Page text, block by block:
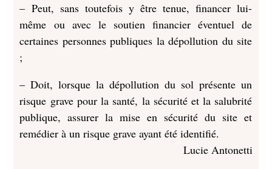
– Peut, sans toutefois y être tenue, financer lui-
même ou avec le soutien financier éventuel de
certaines personnes publiques la dépollution du site
;
– Doit, lorsque la dépollution du sol présente un
risque grave pour la santé, la sécurité et la salubrité
publique, assurer la mise en sécurité du site et
remédier à un risque grave ayant été identifié.
Lucie Antonetti